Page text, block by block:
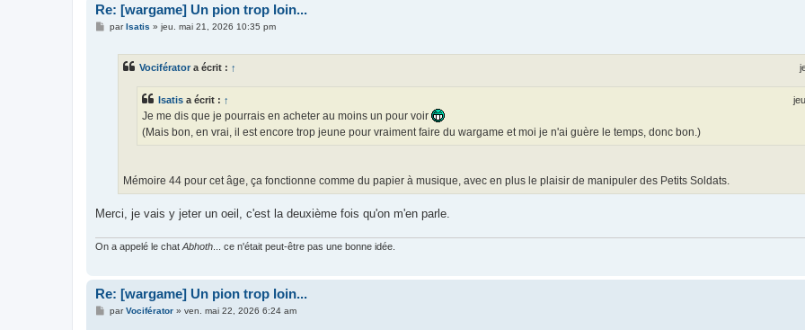
Re: [wargame] Un pion trop loin...
MparIsatis » jeu. mai 21, 2026 10:35 pm
Vociférator a écrit : ↑
Isatis a écrit : ↑
Je me dis que je pourrais en acheter au moins un pour voir
(Mais bon, en vrai, il est encore trop jeune pour vraiment faire du wargame et moi je n'ai guère le temps, donc bon.)
Mémoire 44 pour cet âge, ça fonctionne comme du papier à musique, avec en plus le plaisir de manipuler des Petits Soldats.
Merci, je vais y jeter un oeil, c'est la deuxième fois qu'on m'en parle.
On a appelé le chat Abhoth ... ce n'était peut-être pas une bonne idée.
Re: [wargame] Un pion trop loin...
MparVociférator» ven. mai 22, 2026 6:24 am